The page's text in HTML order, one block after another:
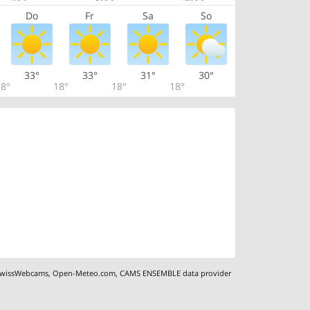
Do Fr Sa So
33°
18°
33°
18°
31°
18°
30°
,Open-Meteo.com,CAMS ENSEMBLE data provider